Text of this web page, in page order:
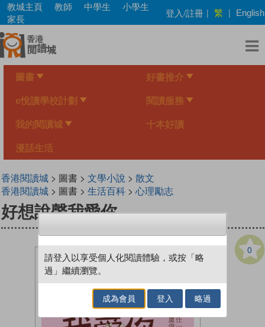
Skip
main
content
教城主頁 教師 中學生
小學生
家長
登入/註冊 | 繁 | English
圖書 好書推介
e悅讀學校計劃 閱讀服務
我的閱讀城 十本好讀
漫話生活
香港閱讀城> 圖書 > 文學小說 > 散文
香港閱讀城> 圖書 > 生活百科> 心理勵志
好想說聲我愛你
0
請登入以享受個人化閱讀體驗，或按「略
過」繼續瀏覽。
成為會員 登入 略過